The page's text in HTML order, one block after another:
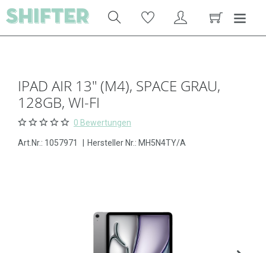
IPAD AIR 13" (M4), SPACE GRAU,
128GB, WI-FI
0 Bewertungen
Art.Nr.: 1057971 Hersteller Nr.: MH5N4TY/A